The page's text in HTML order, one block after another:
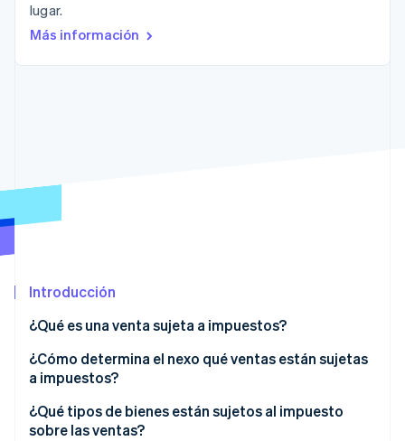
Más
Climate
Sesiones de Stripe 2026
Descubre cómo Stripe construye la infraestructura
Mirar ahora
profesionales
lugar.
Más información
Introducción
¿Qué es una venta sujeta a impuestos?
¿Cómo determina el nexo qué ventas están sujetas
a impuestos?
Nexo físico
¿Qué tipos de bienes están sujetos al impuesto
sobre las ventas?